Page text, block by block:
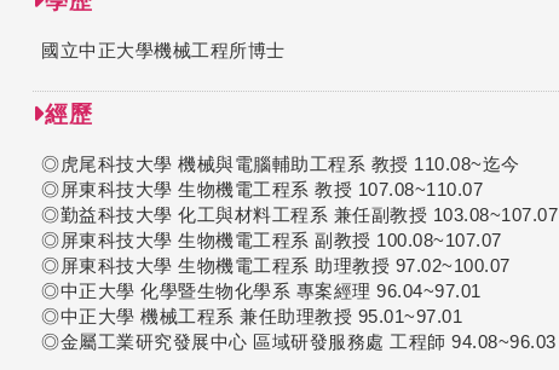
國立中正大學機械工程所博士
經歷
◎虎尾科技大學 機械與電腦輔助工程系 教授 110.08~迄今
◎屏東科技大學 生物機電工程系 教授 107.08~110.07
◎勤益科技大學 化工與材料工程系 兼任副教授 103.08~107.07
◎屏東科技大學 生物機電工程系 副教授 100.08~107.07
◎屏東科技大學 生物機電工程系 助理教授 97.02~100.07
◎中正大學 化學暨生物化學系 專案經理 96.04~97.01
◎中正大學 機械工程系 兼任助理教授 95.01~97.01
◎金屬工業研究發展中心 區域研發服務處 工程師 94.08~96.03